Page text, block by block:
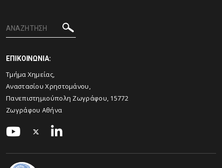
ΕΠΙΚΟΙΝΩΝΙΑ:
Τμήμα Χημείας,
Αναστασίου Χρηστομάνου,
Πανεπιστημιούπολη Ζωγράφου, 15772
Ζωγράφου Αθήνα